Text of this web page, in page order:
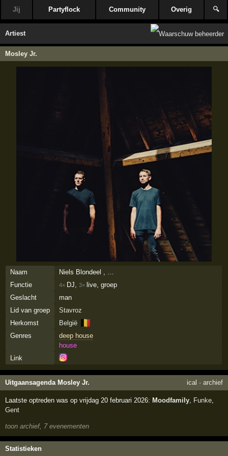
Jij Partyflock Community Overig 🔍
Artiest
Mosley Jr.
Naam
Niels Blondeel , …
Functie
4× DJ, 3× live, groep
Geslacht
man
Lid van groep
Stavroz
Herkomst
België 🇧🇪
Genres
deep house
house
Link
Uitgaansagenda Mosley Jr. ical · archief
Laatste optreden was op vrijdag 20 februari 2026: Moodfamily Funke
Gent
toon archief, 7 evenementen
Statistieken